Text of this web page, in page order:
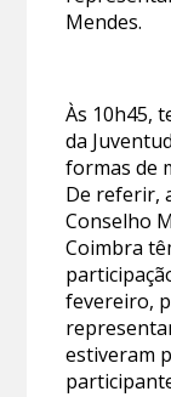
Mendes.
Às 10h45,
da
formas de
De referir,
Conselho
Coimbra
fevereiro,
estiveram